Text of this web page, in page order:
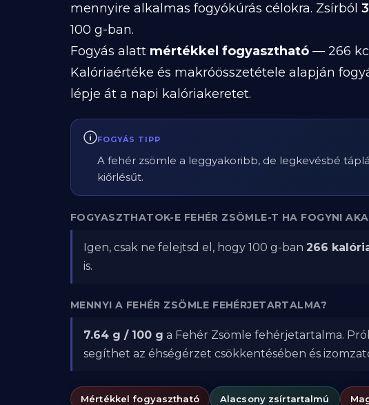
mennyire alkalmas fogyókúrás célokra. Zsírból
100 g-ban.
Fogyás alatt mértékkel fogyasztható — 266
Kalóriaértéke és makróösszetétele alapján
lépje át a napi kalóriakeretet.
FOGYÁS TIPP
A fehér zsömle a leggyakoribb, de legkevésbé
kiőrlésűt.
FOGYASZTHATOK-E FEHÉR ZSÖMLE-T HA FOGYNI
Igen, csak ne felejtsd el, hogy 100 g-ban 266
is.
MENNYI A FEHÉR ZSÖMLE FEHÉRJETARTALMA?
7.64 g / 100 g a Fehér Zsömle fehérjetartalma.
segíthet az éhségérzet csökkentésében és
Mértékkel fogyasztható Alacsony zsírtartalmú